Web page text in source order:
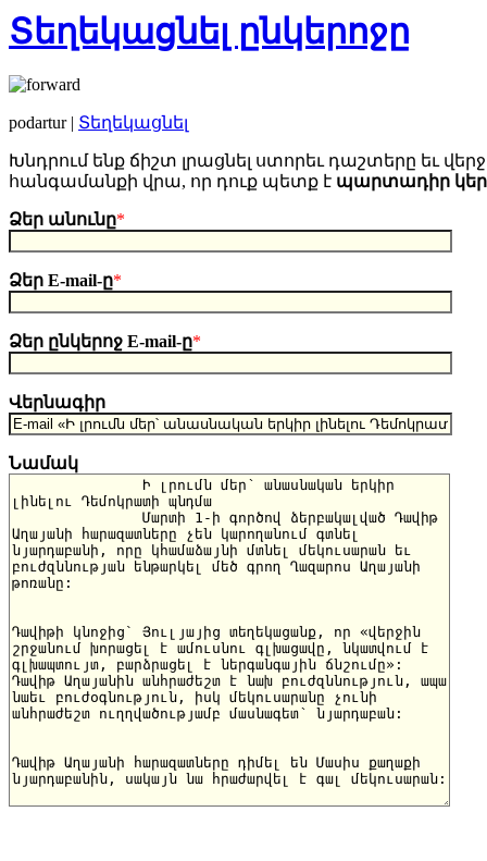
Տեղեկացնել ընկերոջը
podartur | Տեղեկացնել
Խնդրում ենք ճիշտ լրացնել ստորեւ դաշտերը եւ
հանգամանքի վրա, որ դուք պետք է պարտադիր
Ձեր անունը*
Ձեր E-mail-ը*
Ձեր ընկերոջ E-mail-ը*
Վերնագիր
Նամակ